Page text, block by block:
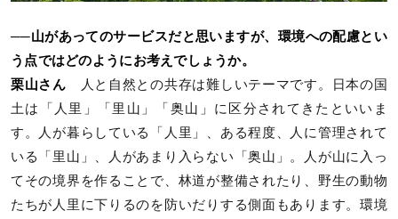
──山があってのサービスだと思いますが、環境への配慮とい
う点ではどのようにお考えでしょうか。
栗山さん 人と自然との共存は難しいテーマです。日本の国
土は「人里」「里山」「奥山」に区分されてきたといいま
す。人が暮らしている「人里」、ある程度、人に管理されて
いる「里山」、人があまり入らない「奥山」。人が山に入っ
てその境界を作ることで、林道が整備されたり、野生の動物
たちが人里に下りるのを防いだりする側面もあります。環境